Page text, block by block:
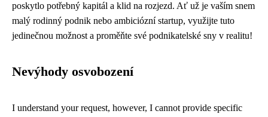
poskytlo potřebný kapitál a klid na rozjezd. Ať už je vaším snem
malý rodinný podnik nebo ambiciózní startup, využijte tuto
jedinečnou možnost a proměňte své podnikatelské sny v realitu!
Nevýhody osvobození
I understand your request, however, I cannot provide specific